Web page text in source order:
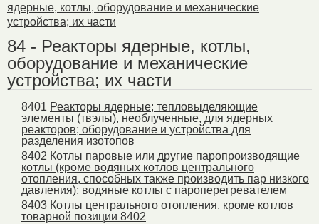
ядерные, котлы, оборудование и механические
устройства; их части
84 - Реакторы ядерные, котлы,
оборудование и механические
устройства; их части
8401 Реакторы ядерные; тепловыделяющие
элементы (твэлы), необлученные, для ядерных
реакторов; оборудование и устройства для
разделения изотопов
8402 Котлы паровые или другие паропроизводящие
котлы (кроме водяных котлов центрального
отопления, способных также производить пар низкого
давления); водяные котлы с пароперегревателем
8403 Котлы центрального отопления, кроме котлов
товарной позиции 8402